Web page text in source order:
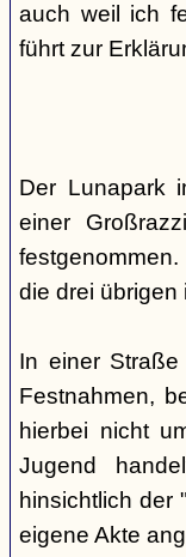
auch weil ich
führt zur
Der Lunapark
einer
die drei übrigen
In einer
Festnahmen,
hierbei nicht
Jugend
hinsichtlich der
eigene Akte